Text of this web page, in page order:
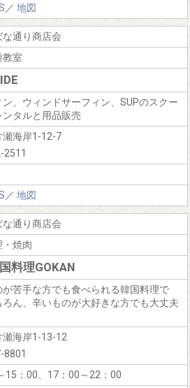
／ 地図
通り商店会
教室
、ウィンドサーフィン、SUPのスクー
タルと用品販売
瀬海岸1-12-7
／ 地図
通り商店会
焼肉
料理GOKAN
苦手な方でも食べられる韓国料理で
ん、辛いものが大好きな方でも大丈夫
瀬海岸1-13-12
15：00、17：00～22：00